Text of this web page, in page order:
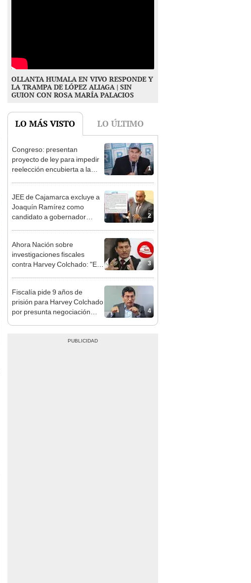
OLLANTA HUMALA EN VIVO RESPONDE Y
LA TRAMPA DE LÓPEZ ALIAGA | SIN
GUION CON ROSA MARÍA PALACIOS
LO MÁS VISTO LO ÚLTIMO
1
Congreso: presentan
proyecto de ley para impedir
reelección encubierta a la
2
JEE de Cajamarca excluye a
Joaquín Ramírez como
candidato a gobernador
3
Ahora Nación sobre
investigaciones fiscales
contra Harvey Colchado: "El
4
Fiscalía pide 9 años de
prisión para Harvey Colchado
por presunta negociación